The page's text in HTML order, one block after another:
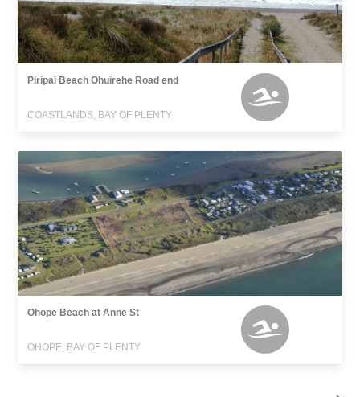
Piripai Beach Ohuirehe Road end
COASTLANDS, BAY OF PLENTY
Ohope Beach at Anne St
OHOPE, BAY OF PLENTY